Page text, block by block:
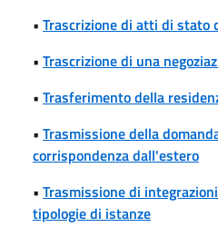
• Trascrizione di atti di
• Trascrizione di una
• Trasferimento della
• Trasmissione della
corrispondenza dall'estero
• Trasmissione di
tipologie di istanze